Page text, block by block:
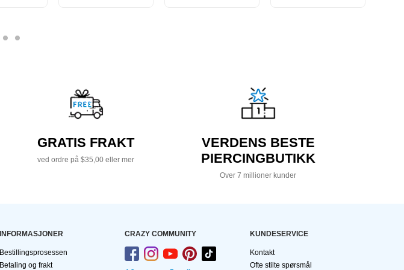
GRATIS FRAKT
ved ordre på $35,00 eller mer
VERDENS BESTE
PIERCINGBUTIKK
Over 7 millioner kunder
INFORMASJONER
Bestillingsprosessen
Betaling og frakt
CRAZY COMMUNITY KUNDESERVICE
Kontakt
Ofte stilte spørsmål